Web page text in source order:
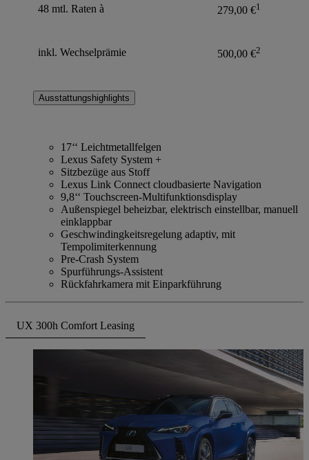
48 mtl. Raten à 279,00 €1
inkl. Wechselprämie 500,00 €2
Ausstattungshighlights
17‘‘ Leichtmetallfelgen
Lexus Safety System +
Sitzbezüge aus Stoff
Lexus Link Connect cloudbasierte Navigation
9,8‘‘ Touchscreen-Multifunktionsdisplay
Außenspiegel beheizbar, elektrisch einstellbar, manuell
einklappbar
Geschwindingkeitsregelung adaptiv, mit
Tempolimiterkennung
Pre-Crash System
Spurführungs-Assistent
Rückfahrkamera mit Einparkführung
UX 300h Comfort Leasing